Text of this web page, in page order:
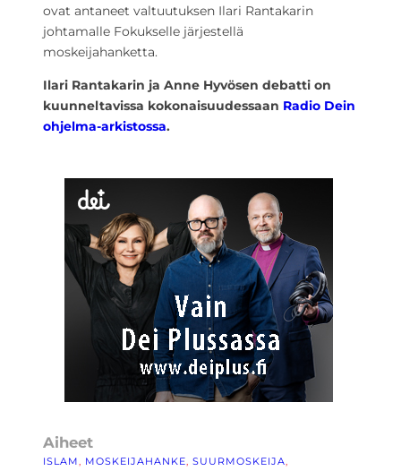
ovat antaneet valtuutuksen Ilari Rantakarin
johtamalle Fokukselle järjestellä
moskeijahanketta.
Ilari Rantakarin ja Anne Hyvösen debatti on
kuunneltavissa kokonaisuudessaan Radio Dein
ohjelma-arkistossa.
Aiheet
ISLAM, MOSKEIJAHANKE, SUURMOSKEIJA